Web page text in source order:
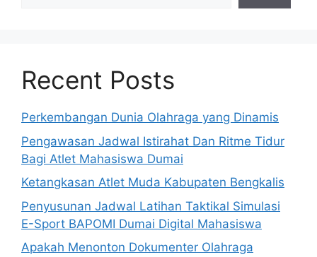
Recent Posts
Perkembangan Dunia Olahraga yang Dinamis
Pengawasan Jadwal Istirahat Dan Ritme Tidur
Bagi Atlet Mahasiswa Dumai
Ketangkasan Atlet Muda Kabupaten Bengkalis
Penyusunan Jadwal Latihan Taktikal Simulasi
E-Sport BAPOMI Dumai Digital Mahasiswa
Apakah Menonton Dokumenter Olahraga